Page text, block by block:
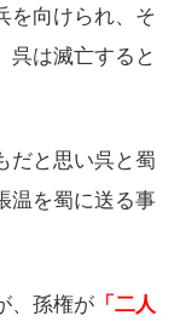
を向けられ、そ
呉は滅亡すると
だと思い呉と蜀
温を蜀に送る事
、孫権が 「二人